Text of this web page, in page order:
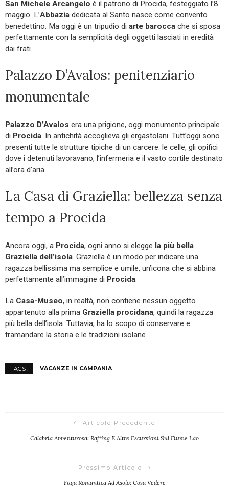
San Michele Arcangelo è il patrono di Procida, festeggiato l’8
maggio. L’Abbazia dedicata al Santo nasce come convento
benedettino. Ma oggi è un tripudio di arte barocca che si sposa
perfettamente con la semplicità degli oggetti lasciati in eredità
dai frati.
Palazzo D’Avalos: penitenziario
monumentale
Palazzo D’Avalos era una prigione, oggi monumento principale
di Procida. In antichità accoglieva gli ergastolani. Tutt’oggi sono
presenti tutte le strutture tipiche di un carcere: le celle, gli opifici
dove i detenuti lavoravano, l’infermeria e il vasto cortile destinato
all’ora d’aria.
La Casa di Graziella: bellezza senza
tempo a Procida
Ancora oggi, a Procida, ogni anno si elegge la più bella
Graziella dell’isola. Graziella è un modo per indicare una
ragazza bellissima ma semplice e umile, un’icona che si abbina
perfettamente all’immagine di Procida.
La Casa-Museo, in realtà, non contiene nessun oggetto
appartenuto alla prima Graziella procidana, quindi la ragazza
più bella dell’isola. Tuttavia, ha lo scopo di conservare e
tramandare la storia e le tradizioni isolane.
TAGS : VACANZE IN CAMPANIA
Articolo Precedente
Calabria Avventurosa: Rafting E Altre Escursioni Sul Fiume Lao
Prossimo Articolo
Fuga Romantica Ad Asolo: Cosa Vedere